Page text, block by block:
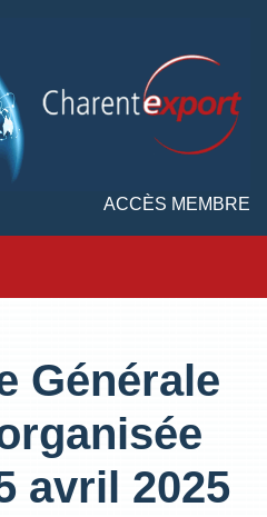
ACCÈS MEMBRE
Générale
avril 2025